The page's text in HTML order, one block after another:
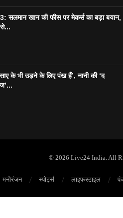
सलमान खान की फीस पर मेकर्स का बड़ा बयान,
के भी उड़ने के लिए पंख हैं’, नानी की ‘द
© 2026 Live24 India. All
मनोरंजन स्पोर्ट्स लाइफस्टाइल